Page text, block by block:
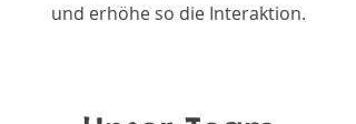
und erhöhe so die Interaktion.